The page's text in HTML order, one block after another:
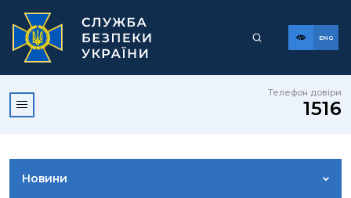
ENG
Телефон довіри
1516
Новини